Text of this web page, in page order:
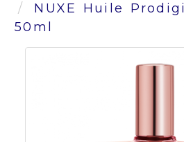
NUXE Huile
50ml